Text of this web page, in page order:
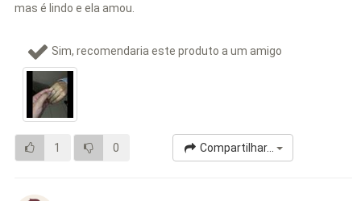
mas é lindo e ela amou.
Sim, recomendaria este produto a um amigo
1 0 Compartilhar...